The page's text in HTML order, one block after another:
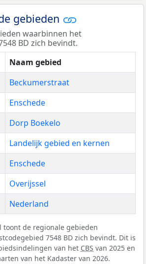
gebieden
waarbinnen het
BD zich bevindt.
Naam gebied
Beckumerstraat
Enschede
Dorp Boekelo
Landelijk gebied en kernen
Enschede
Overijssel
Nederland
toont de regionale gebieden
7548 BD zich bevindt. Dit is
van het CBS van 2025 en
van het Kadaster van 2026.